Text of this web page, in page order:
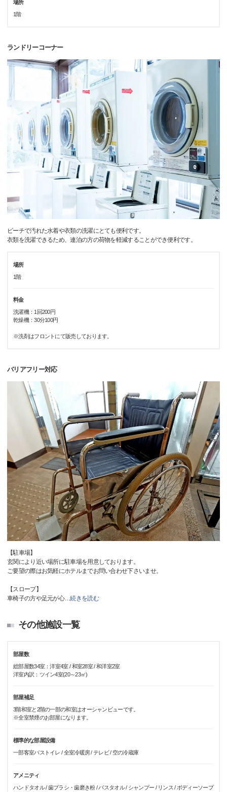
場所
1階
ランドリーコーナー
ビーチで汚れた水着や衣類の洗濯にとても便利です。
衣類を洗濯できるため、連泊の方の荷物を軽減することができ便利です。
場所
1階
料金
洗濯機：1回200円
乾燥機：30分100円
※洗剤はフロントにて販売しております。
バリアフリー対応
【駐車場】
玄関により近い場所に駐車場を用意しております。
ご要望の際はお気軽にホテルまでお問い合わせ下さいませ。
【スロープ】
車椅子の方や足元が心…続きを読む
その他施設一覧
部屋数
総部屋数34室：洋室4室 / 和室28室 / 和洋室2室
洋室内訳：ツイン4室(20～23㎡)
部屋補足
3階和室と2階の一部の和室はオーシャンビューです。
※全室禁煙のお部屋になります。
標準的な部屋設備
一部客室バストイレ / 全室冷暖房 / テレビ / 空の冷蔵庫
アメニティ
ハンドタオル / 歯ブラシ・歯磨き粉 / バスタオル / シャンプー / リンス / ボディーソープ